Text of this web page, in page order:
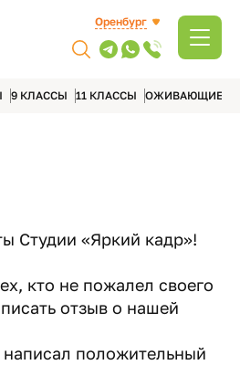
Оренбург
9 КЛАССЫ 11 КЛАССЫ ОЖИВАЮЩИЕ
Студии «Яркий кадр»!
кто не пожалел своего
отзыв о нашей
положительный